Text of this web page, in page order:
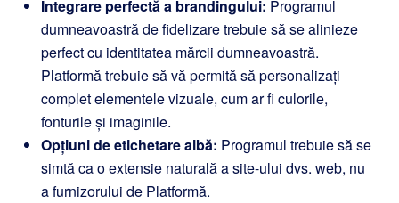
Integrare perfectă a brandingului: Programul
dumneavoastră de fidelizare trebuie să se alinieze
perfect cu identitatea mărcii dumneavoastră.
Platformă trebuie să vă permită să personalizați
complet elementele vizuale, cum ar fi culorile,
fonturile și imaginile.
Opțiuni de etichetare albă: Programul trebuie să se
simtă ca o extensie naturală a site-ului dvs. web, nu
a furnizorului de Platformă.